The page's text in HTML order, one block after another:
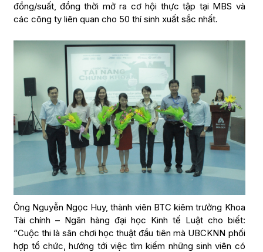
đồng/suất, đồng thời mở ra cơ hội thực tập tại MBS và
các công ty liên quan cho 50 thí sinh xuất sắc nhất.
Ông Nguyễn Ngọc Huy, thành viên BTC kiêm trưởng Khoa
Tài chính – Ngân hàng đại học Kinh tế Luật cho biết:
“Cuộc thi là sân chơi học thuật đầu tiên mà UBCKNN phối
hợp tổ chức, hướng tới việc tìm kiếm những sinh viên có